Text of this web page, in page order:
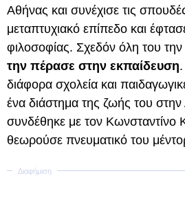
Αθήνας και συνέχισε τις
μεταπτυχιακό επίπεδο και
φιλοσοφίας. Σχεδόν όλη του
την πέρασε στην εκπαίδευση
διάφορα σχολεία και
ένα διάστημα της ζωής του στην
συνδέθηκε με τον Κωνσταντίνο
θεωρούσε πνευματικό του